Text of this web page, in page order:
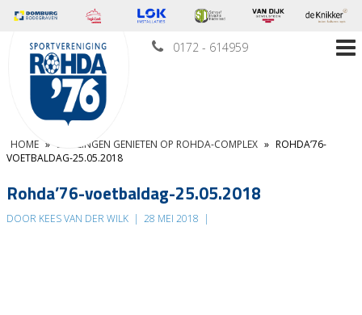
0172 - 614959
HOME » LEERLINGEN GENIETEN OP ROHDA-COMPLEX » ROHDA’76-
VOETBALDAG-25.05.2018
Rohda’76-voetbaldag-25.05.2018
DOOR KEES VAN DER WILK | 28 MEI 2018 |